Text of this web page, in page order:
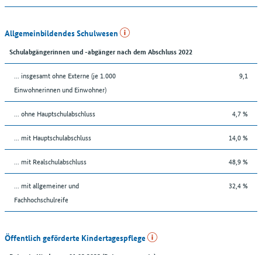
Allgemeinbildendes Schulwesen
Schulabgängerinnen und -abgänger nach dem Abschluss 2022
... insgesamt ohne Externe (je 1.000
Einwohnerinnen und Einwohner)
9,1
... ohne Hauptschulabschluss 4,7 %
... mit Hauptschulabschluss 14,0 %
... mit Realschulabschluss 48,9 %
... mit allgemeiner und
Fachhochschulreife
32,4 %
Öffentlich geförderte Kindertagespflege